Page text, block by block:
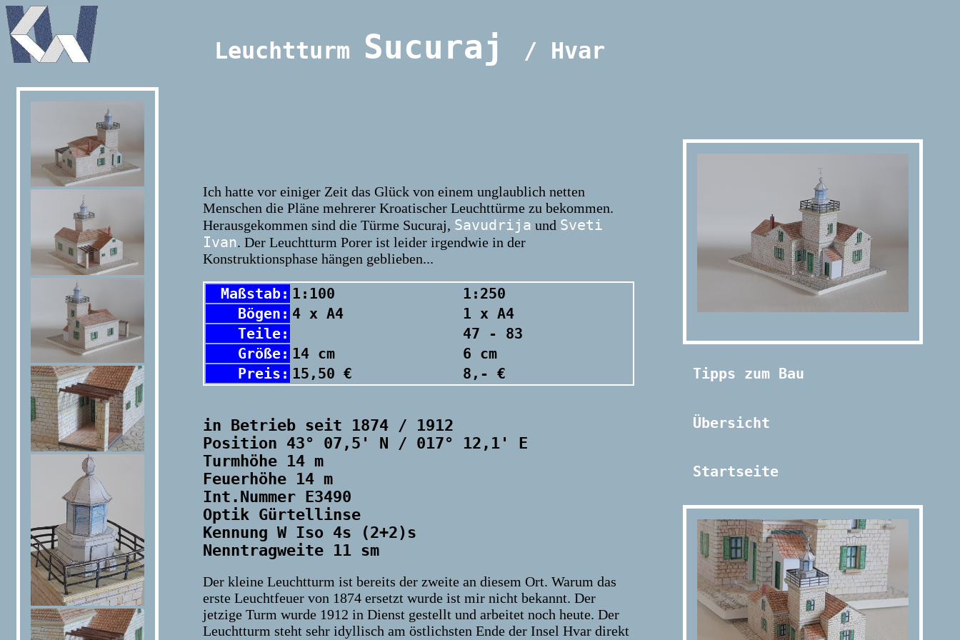
Leuchtturm Sucuraj / Hvar
Tipps zum Bau
Übersicht
Startseite
Ich hatte vor einiger Zeit das Glück von einem unglaublich netten
Menschen die Pläne mehrerer Kroatischer Leuchttürme zu bekommen.
Herausgekommen sind die Türme Sucuraj, Savudrija und Sveti
Ivan. Der Leuchtturm Porer ist leider irgendwie in der
Konstruktionsphase hängen geblieben...
Maßstab: 1:100
1:250
Bögen: 4 x A4
1 x A4
Teile:
47 - 83
Größe: 14 cm
6 cm
Preis: 15,50 € 8,- €
in Betrieb seit 1874 / 1912
Position 43° 07,5' N / 017° 12,1' E
Turmhöhe 14 m
Feuerhöhe 14 m
Int.Nummer E3490
Optik Gürtellinse
Kennung W Iso 4s (2+2)s
Nenntragweite 11 sm
Der kleine Leuchtturm ist bereits der zweite an diesem Ort. Warum das
erste Leuchtfeuer von 1874 ersetzt wurde ist mir nicht bekannt. Der
jetzige Turm wurde 1912 in Dienst gestellt und arbeitet noch heute. Der
Leuchtturm steht sehr idyllisch am östlichsten Ende der Insel Hvar direkt